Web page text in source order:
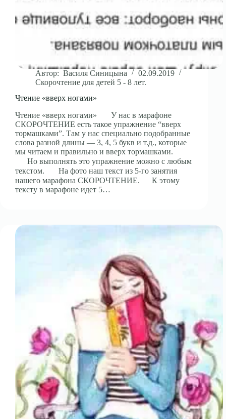
Автор: Василя Синицына
02.09.2019
Скорочтение для детей 5 - 8 лет.
Чтение «вверх ногами»
Чтение «вверх ногами» ⠀⠀У нас в марафоне
СКОРОЧТЕНИЕ есть такое упражнение “вверх
тормашками”. Там у нас специально подобранные
слова разной длины — 3, 4, 5 букв и т.д., которые
мы читаем и правильно и вверх тормашками.
⠀⠀Но выполнять это упражнение можно с любым
текстом. ⠀⠀На фото наш текст из 5-го занятия
нашего марафона СКОРОЧТЕНИЕ.⠀⠀К этому
тексту в марафоне идет 5…